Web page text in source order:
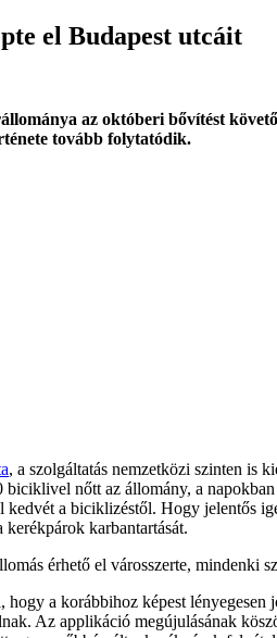
el Budapest utcáit
az októberi bővítést
tovább folytatódik.
, a szolgáltatás nemzetközi szinten is
nőtt az állomány, a
a biciklizéstől. Hogy jelentős
karbantartását.
érhető el városszerte, mindenki
a korábbihoz képest
Az applikáció megújulásának